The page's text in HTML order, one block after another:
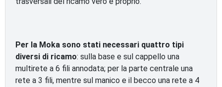
Per la Moka sono stati necessari quattro tipi
diversi di ricamo: sulla base e sul cappello una
multirete a 6 fili annodata; per la parte centrale una
rete a 3 fili, mentre sul manico e il becco una rete a 4